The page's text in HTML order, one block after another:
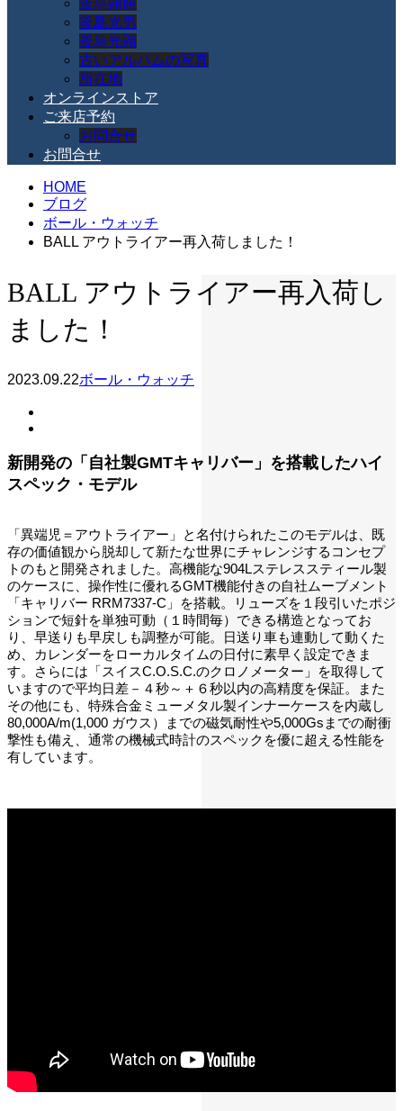
釜島顕勝
釜島光男
釜島光顕
古いアルバムの写真
所在地
オンラインストア
ご来店予約
お問合せ
お問合せ
HOME
ブログ
ボール・ウォッチ
BALL アウトライアー再入荷しました！
BALL アウトライアー再入荷し
ました！
2023.09.22ボール・ウォッチ
新開発の「自社製GMTキャリバー」を搭載したハイ
スペック・モデル
「異端児＝アウトライアー」と名付けられたこのモデルは、既
存の価値観から脱却して新たな世界にチャレンジするコンセプ
トのもと開発されました。高機能な904Lステレススティール製
のケースに、操作性に優れるGMT機能付きの自社ムーブメント
「キャリバー RRM7337-C」を搭載。リューズを１段引いたポジ
ションで短針を単独可動（１時間毎）できる構造となってお
り、早送りも早戻しも調整が可能。日送り車も連動して動くた
め、カレンダーをローカルタイムの日付に素早く設定できま
す。さらには「スイスC.O.S.C.のクロノメーター」を取得して
いますので平均日差－４秒～＋６秒以内の高精度を保証。また
その他にも、特殊合金ミューメタル製インナーケースを内蔵し
80,000A/m(1,000 ガウス）までの磁気耐性や5,000Gsまでの耐衝
撃性も備え、通常の機械式時計のスペックを優に超える性能を
有しています。